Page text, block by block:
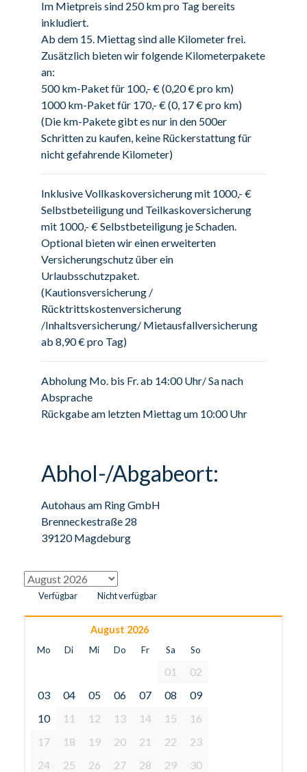
Im Mietpreis sind 250 km pro Tag bereits
inkludiert.
Ab dem 15. Miettag sind alle Kilometer frei.
Zusätzlich bieten wir folgende Kilometerpakete
an:
500 km-Paket für 100,- € (0,20 € pro km)
1000 km-Paket für 170,- € (0, 17 € pro km)
(Die km-Pakete gibt es nur in den 500er
Schritten zu kaufen, keine Rückerstattung für
nicht gefahrende Kilometer)
Inklusive Vollkaskoversicherung mit 1000,- €
Selbstbeteiligung und Teilkaskoversicherung
mit 1000,- € Selbstbeteiligung je Schaden.
Optional bieten wir einen erweiterten
Versicherungschutz über ein
Urlaubsschutzpaket.
(Kautionsversicherung /
Rücktrittskostenversicherung
/Inhaltsversicherung/ Mietausfallversicherung
ab 8,90 € pro Tag)
Abholung Mo. bis Fr. ab 14:00 Uhr/ Sa nach
Absprache
Rückgabe am letzten Miettag um 10:00 Uhr
Abhol-/Abgabeort:
Autohaus am Ring GmbH
Brenneckestraße 28
39120 Magdeburg
Verfügbar Nicht verfügbar
August 2026
Mo Di Mi Do Fr Sa So
01
02
03
04 05 06 07 08
09
10
11 12 13 14 15
16
17
18 19 20 21 22
23
24
25 26 27 28 29
30